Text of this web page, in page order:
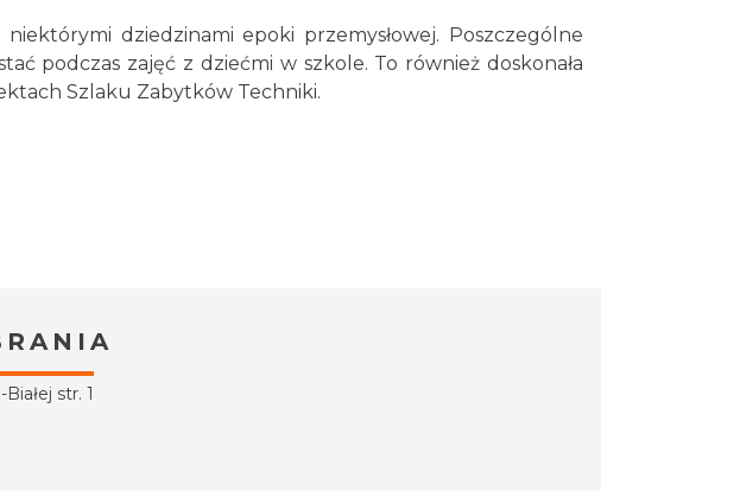
dziedzinami epoki przemysłowej. Poszczególne
podczas zajęć z dziećmi w szkole. To również doskonała
Szlaku Zabytków Techniki.
str. 1